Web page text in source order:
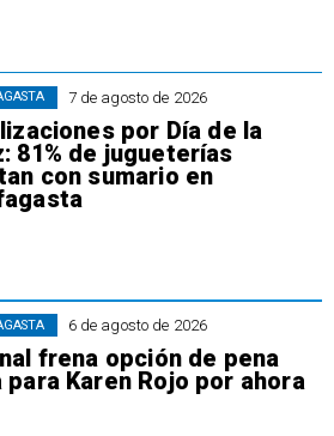
7 de agosto de 2026
por Día de la
81% de jugueterías
con sumario en
6 de agosto de 2026
frena opción de pena
para Karen Rojo por ahora